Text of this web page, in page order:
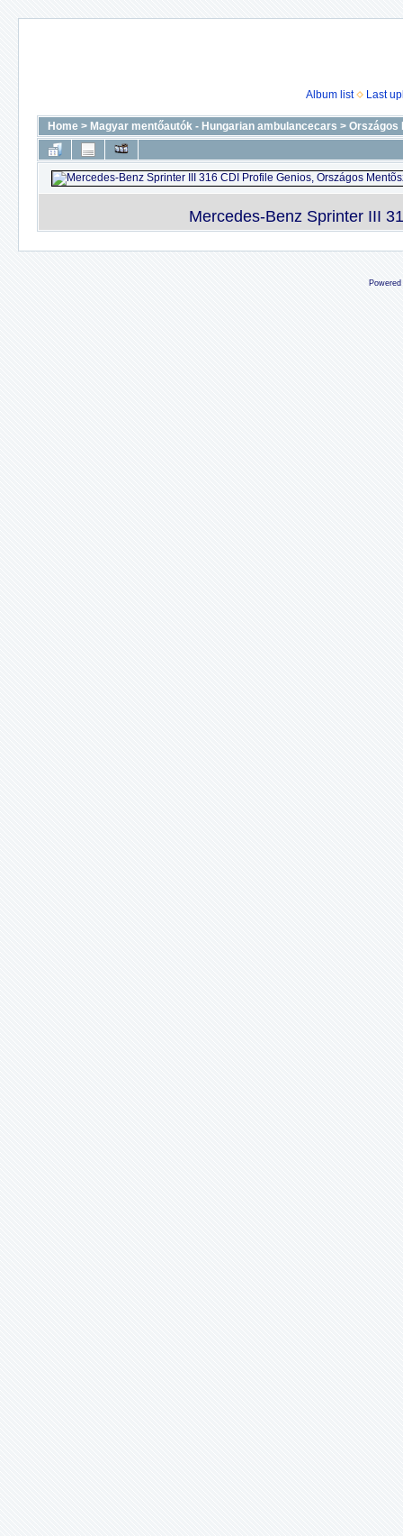
Album list Last
Home > Magyar mentőautók - Hungarian ambulancecars > Országos
Mercedes-Benz Sprinter III